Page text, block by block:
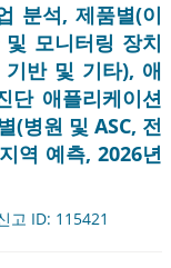
분석, 제품별(이
모니터링 장치
반 및 기타), 애
단 애플리케이션
(병원 및 ASC, 전
역 예측, 2026년
고 ID: 115421